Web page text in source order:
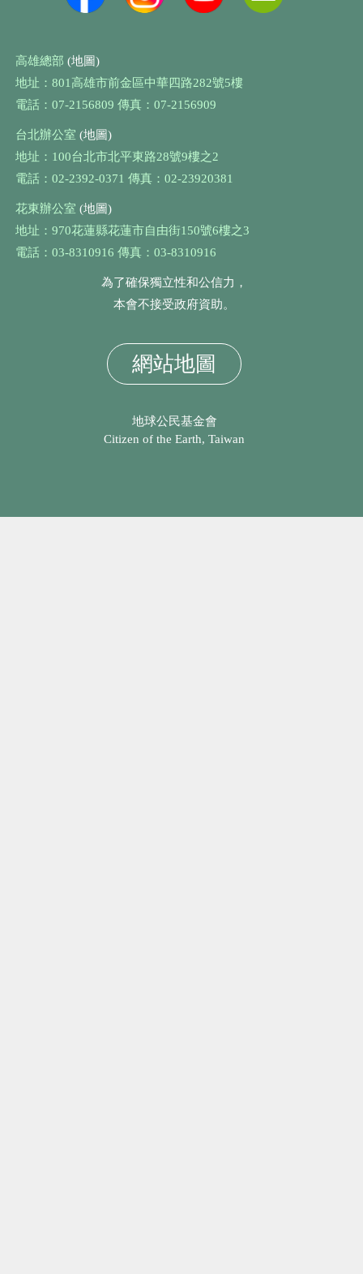
高雄總部 (地圖)
地址：801高雄市前金區中華四路282號5樓
電話：07-2156809 傳真：07-2156909
台北辦公室 (地圖)
地址：100台北市北平東路28號9樓之2
電話：02-2392-0371 傳真：02-23920381
花東辦公室 (地圖)
地址：970花蓮縣花蓮市自由街150號6樓之3
電話：03-8310916 傳真：03-8310916
為了確保獨立性和公信力，
本會不接受政府資助。
網站地圖
地球公民基金會
Citizen of the Earth, Taiwan